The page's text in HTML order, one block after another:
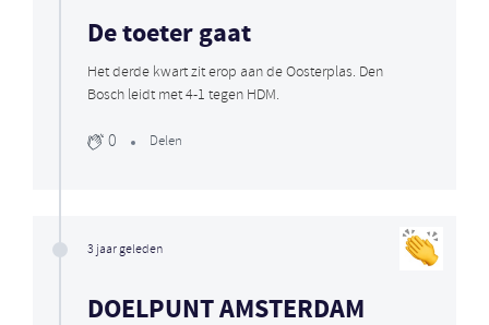
De toeter gaat
Het derde kwart zit erop aan de Oosterplas. Den
Bosch leidt met 4-1 tegen HDM.
0 Delen
3 jaar geleden
DOELPUNT AMSTERDAM